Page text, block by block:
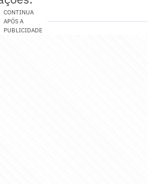
CONTINUA
APÓS A
PUBLICIDADE